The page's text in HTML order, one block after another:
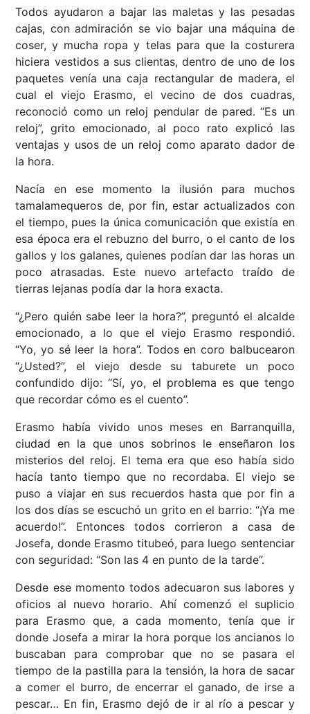
Todos ayudaron a bajar las maletas y las pesadas
cajas, con admiración se vio bajar una máquina de
coser, y mucha ropa y telas para que la costurera
hiciera vestidos a sus clientas, dentro de uno de los
paquetes venía una caja rectangular de madera, el
cual el viejo Erasmo, el vecino de dos cuadras,
reconoció como un reloj pendular de pared. “Es un
reloj”, grito emocionado, al poco rato explicó las
ventajas y usos de un reloj como aparato dador de
la hora.
Nacía en ese momento la ilusión para muchos
tamalamequeros de, por fin, estar actualizados con
el tiempo, pues la única comunicación que existía en
esa época era el rebuzno del burro, o el canto de los
gallos y los galanes, quienes podían dar las horas un
poco atrasadas. Este nuevo artefacto traído de
tierras lejanas podía dar la hora exacta.
“¿Pero quién sabe leer la hora?”, preguntó el alcalde
emocionado, a lo que el viejo Erasmo respondió.
“Yo, yo sé leer la hora”. Todos en coro balbucearon
“¿Usted?”, el viejo desde su taburete un poco
confundido dijo: “Sí, yo, el problema es que tengo
que recordar cómo es el cuento”.
Erasmo había vivido unos meses en Barranquilla,
ciudad en la que unos sobrinos le enseñaron los
misterios del reloj. El tema era que eso había sido
hacía tanto tiempo que no recordaba. El viejo se
puso a viajar en sus recuerdos hasta que por fin a
los dos días se escuchó un grito en el barrio: “¡Ya me
acuerdo!”. Entonces todos corrieron a casa de
Josefa, donde Erasmo titubeó, para luego sentenciar
con seguridad: “Son las 4 en punto de la tarde”.
Desde ese momento todos adecuaron sus labores y
oficios al nuevo horario. Ahí comenzó el suplicio
para Erasmo que, a cada momento, tenía que ir
donde Josefa a mirar la hora porque los ancianos lo
buscaban para comprobar que no se pasara el
tiempo de la pastilla para la tensión, la hora de sacar
a comer el burro, de encerrar el ganado, de irse a
pescar… En fin, Erasmo dejó de ir al río a pescar y